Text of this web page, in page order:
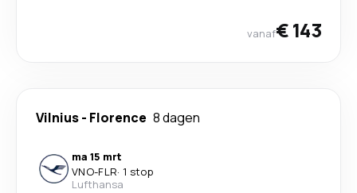
vanaf€ 143
Vilnius- Florence 8 dagen
ma 15 mrt
VNO-FLR· 1 stop
Lufthansa